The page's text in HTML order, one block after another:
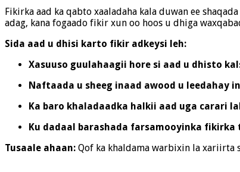
Fikirka aad ka qabto xaaladaha kala duwan ee
adag, kana fogaado fikir xun oo hoos u dhiga
Sida aad u dhisi karto fikir adkeysi leh:
Xasuuso guulahaagii hore si aad u dhisto
Naftaada u sheeg inaad awood u leedahay
Ka baro khaladaadka halkii aad uga carari
Ku dadaal barashada farsamooyinka fikirka
Tusaale ahaan: Qof ka khaldama warbixin la xariirta